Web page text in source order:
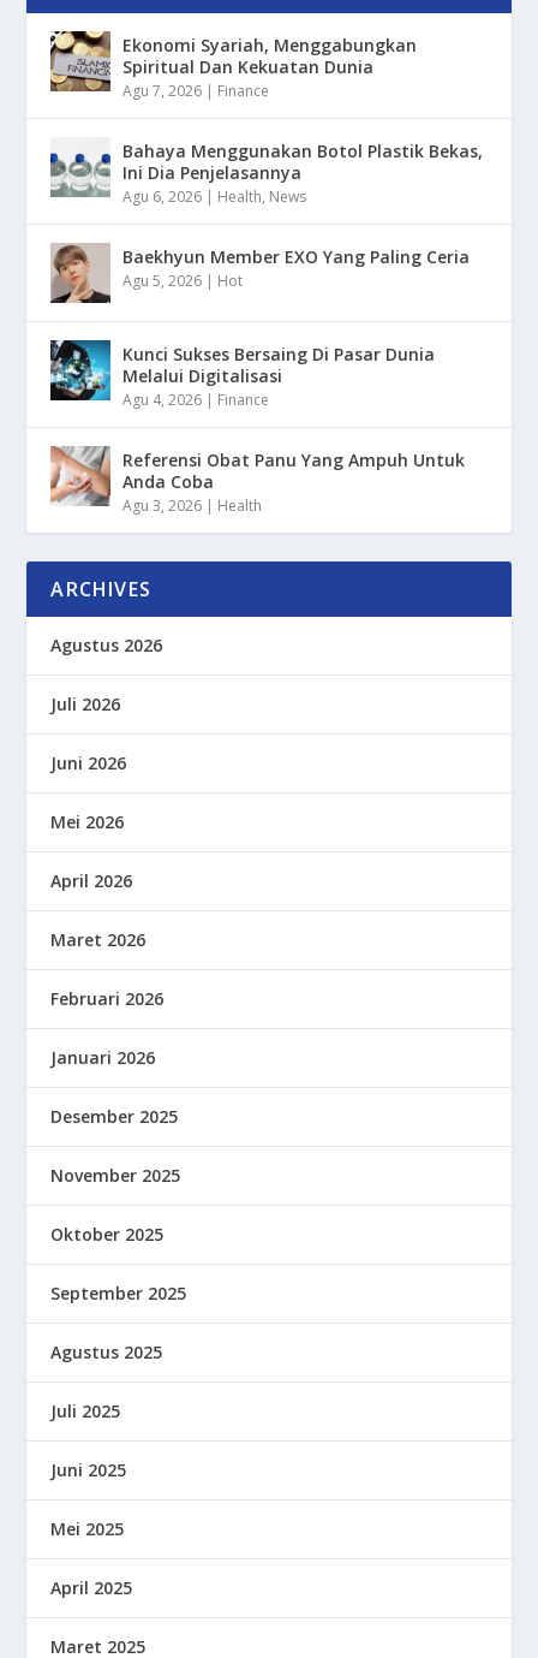
Ekonomi Syariah, Menggabungkan
Spiritual Dan Kekuatan Dunia
Agu 7, 2026 | Finance
Bahaya Menggunakan Botol Plastik Bekas,
Ini Dia Penjelasannya
Agu 6, 2026 | Health, News
Baekhyun Member EXO Yang Paling Ceria
Agu 5, 2026 | Hot
Kunci Sukses Bersaing Di Pasar Dunia
Melalui Digitalisasi
Agu 4, 2026 | Finance
Referensi Obat Panu Yang Ampuh Untuk
Anda Coba
Agu 3, 2026 | Health
ARCHIVES
Agustus 2026
Juli 2026
Juni 2026
Mei 2026
April 2026
Maret 2026
Februari 2026
Januari 2026
Desember 2025
November 2025
Oktober 2025
September 2025
Agustus 2025
Juli 2025
Juni 2025
Mei 2025
April 2025
Maret 2025